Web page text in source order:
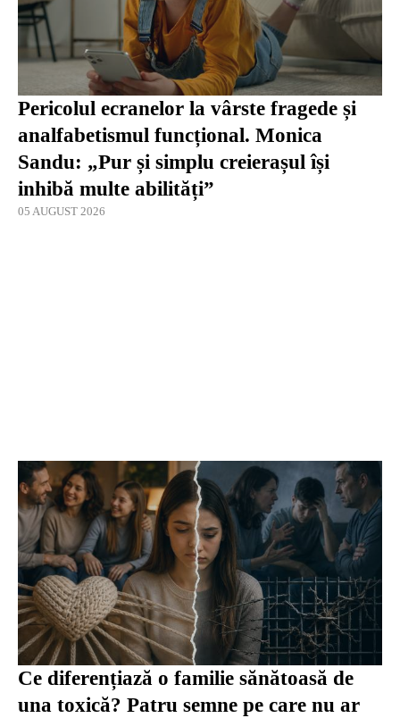
Pericolul ecranelor la vârste fragede și
analfabetismul funcțional. Monica
Sandu: „Pur și simplu creierașul își
inhibă multe abilități”
05 AUGUST 2026
Ce diferențiază o familie sănătoasă de
una toxică? Patru semne pe care nu ar